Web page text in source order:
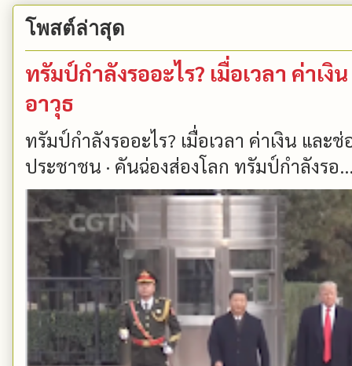
โพสต์ล่าสุด
ทรัมป์กำลังรออะไร? เมื่อเวลา ค่าเ
อาวุธ
ทรัมป์กำลังรออะไร? เมื่อเวลา ค่าเงิน แล
ประชาชน · คันฉ่องส่องโลก ทรัมป์กำลังรอ